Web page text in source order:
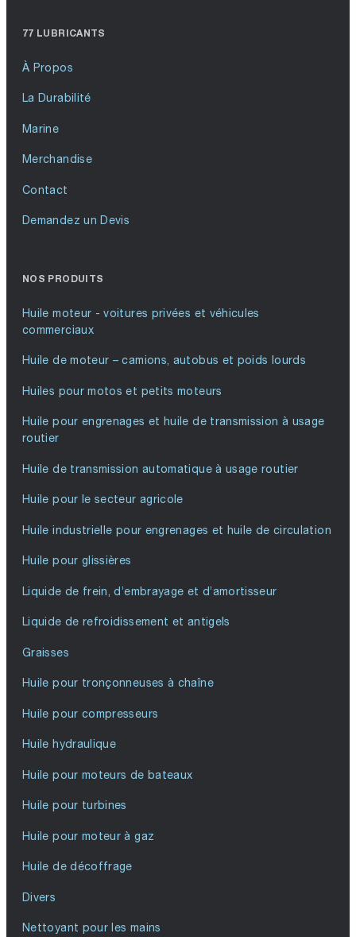
77 LUBRICANTS
À Propos
La Durabilité
Marine
Merchandise
Contact
Demandez un Devis
NOS PRODUITS
Huile moteur - voitures privées et véhicules
commerciaux
Huile de moteur – camions, autobus et poids lourds
Huiles pour motos et petits moteurs
Huile pour engrenages et huile de transmission à usage
routier
Huile de transmission automatique à usage routier
Huile pour le secteur agricole
Huile industrielle pour engrenages et huile de circulation
Huile pour glissières
Liquide de frein, d’embrayage et d’amortisseur
Liquide de refroidissement et antigels
Graisses
Huile pour tronçonneuses à chaîne
Huile pour compresseurs
Huile hydraulique
Huile pour moteurs de bateaux
Huile pour turbines
Huile pour moteur à gaz
Huile de décoffrage
Divers
Nettoyant pour les mains